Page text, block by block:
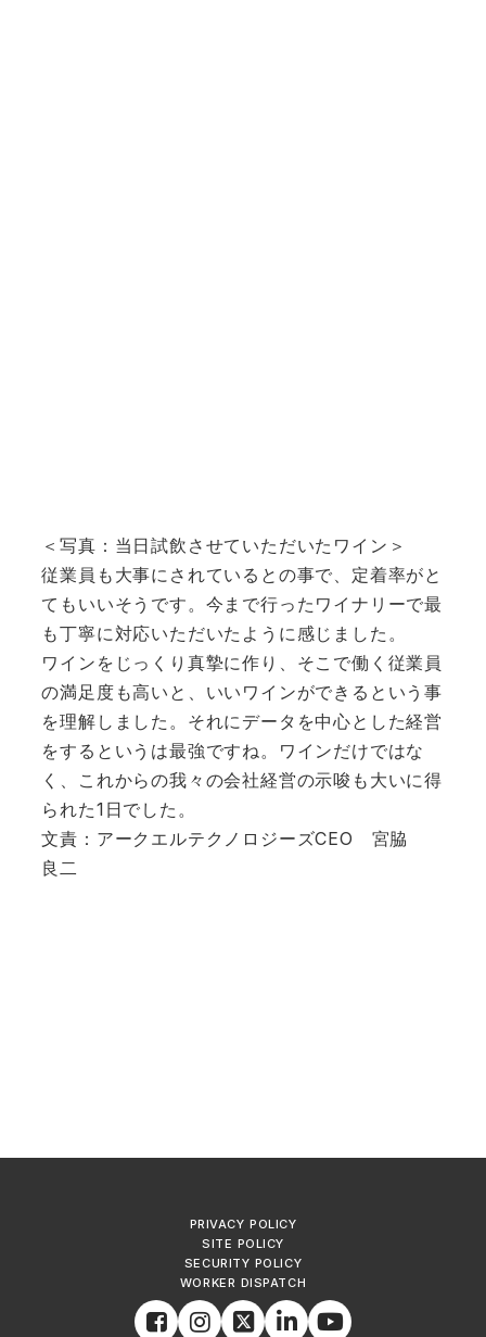
＜写真：当日試飲させていただいたワイン＞
従業員も大事にされているとの事で、定着率がと
てもいいそうです。今まで行ったワイナリーで最
も丁寧に対応いただいたように感じました。
ワインをじっくり真摯に作り、そこで働く従業員
の満足度も高いと、いいワインができるという事
を理解しました。それにデータを中心とした経営
をするというは最強ですね。ワインだけではな
く、これからの我々の会社経営の示唆も大いに得
られた1日でした。
文責：アークエルテクノロジーズCEO 宮脇
良二
PRIVACY POLICY
SITE POLICY
SECURITY POLICY
WORKER DISPATCH